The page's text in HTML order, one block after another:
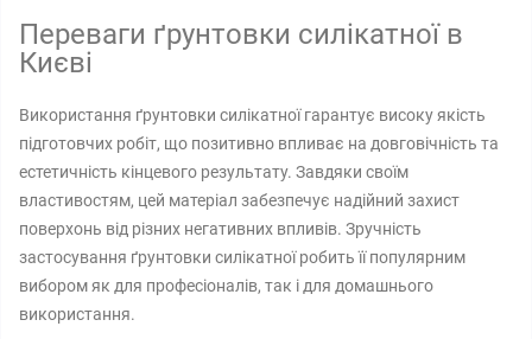
Переваги ґрунтовки силікатної в
Києві
Використання ґрунтовки силікатної гарантує високу якість
підготовчих робіт, що позитивно впливає на довговічність та
естетичність кінцевого результату. Завдяки своїм
властивостям, цей матеріал забезпечує надійний захист
поверхонь від різних негативних впливів. Зручність
застосування ґрунтовки силікатної робить її популярним
вибором як для професіоналів, так і для домашнього
використання.